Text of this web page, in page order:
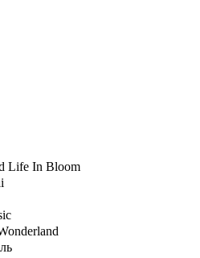
Life In Bloom